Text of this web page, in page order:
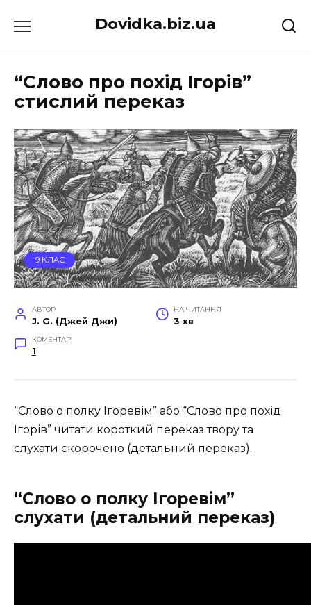
до
Dovidka.biz.ua
“Слово про похід Ігорів”
стислий переказ
9 КЛАС
АВТОР
J. G. (Джей Джи)
НА ЧИТАННЯ
3 хв
КОМЕНТАРІ
1
“Слово о полку Ігоревім” або “Слово про похід
Ігорів” читати короткий переказ твору та
слухати скорочено (детальний переказ).
“Слово о полку Ігоревім”
слухати (детальний переказ)